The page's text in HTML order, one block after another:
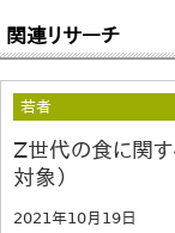
関連リサーチ
若者
Z世代の食に関
対象）
2021年10月19日